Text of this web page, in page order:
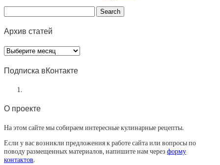
Архив статей
Архив
статей
Подписка вКонтакте
О проекте
На этом сайте мы собираем интересные кулинарные рецепты.
Если у вас возникли предложения к работе сайта или вопросы по
поводу размещенных материалов, напишите нам через форму
контактов.